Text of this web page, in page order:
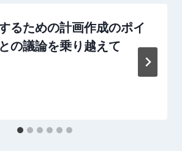
るための計画作成のポイ
の議論を乗り越えて